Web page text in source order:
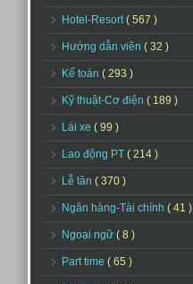
Hotel-Resort( 567 )
Hướng dẫn viên ( 32 )
Kế toán ( 293 )
Kỹ thuật-Cơ điện ( 189 )
Lái xe ( 99 )
Lao động PT ( 214 )
Lễ tân ( 370 )
Ngân hàng-Tài chính ( 41 )
Ngoại ngữ ( 8 )
Part time ( 65 )